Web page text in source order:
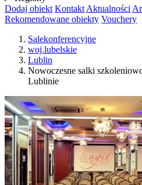
Dodaj obiekt Kontakt Aktualności
Rekomendowane obiekty Vouchery
Salekonferencyjne
woj.lubelskie
Lublin
Nowoczesne salki
Lublinie